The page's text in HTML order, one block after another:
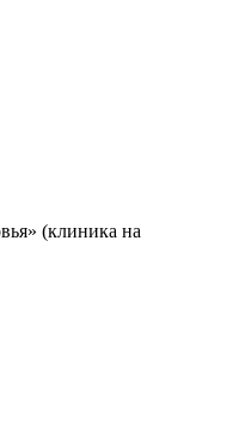
(клиника на